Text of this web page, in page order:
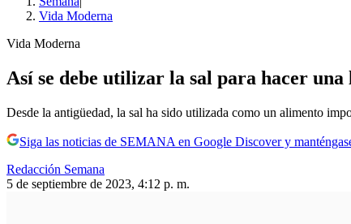
Vida Moderna
Vida Moderna
Así se debe utilizar la sal para hacer
Desde la antigüedad, la sal ha sido utilizada como un alimento
Siga las noticias de SEMANA en Google Discover y
Redacción Semana
5 de septiembre de 2023, 4:12 p. m.